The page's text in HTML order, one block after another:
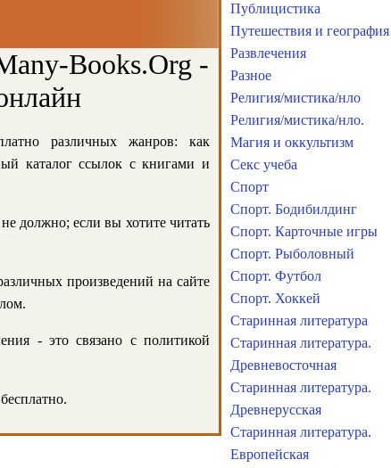
Books.Org -
различных жанров: как
каталог ссылок с книгами и
должно; если вы хотите читать
произведений на сайте
- это связано с политикой
Публицистика
Путешествия и география
Развлечения
Разное
Религия/мистика/нло
Религия/мистика/нло.
Магия и оккультизм
Секс учеба
Спорт
Спорт. Бодибилдинг
Спорт. Карточные игры
Спорт. Рыболовный
Спорт. Футбол
Спорт. Хоккей
Старинная литература
Старинная литература.
Древневосточная
Старинная литература.
Древнерусская
Старинная литература.
Европейская